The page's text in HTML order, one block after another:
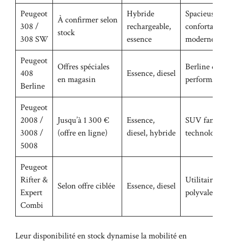
Peugeot
308 /
308 SW
À confirmer selon
stock
Hybride
rechargeable,
essence
Spacieuse,
confortable,
moderne
Peugeot
408
Berline
Offres spéciales
en magasin
Essence, diesel
Berline
performance
Peugeot
2008 /
3008 /
5008
Jusqu’à 1 300 €
(offre en ligne)
Essence,
diesel, hybride
SUV
Peugeot
Rifter &
Expert
Combi
Selon offre ciblée Essence, diesel
Utilitaires
polyvalents
Leur disponibilité en stock dynamise la mobilité en